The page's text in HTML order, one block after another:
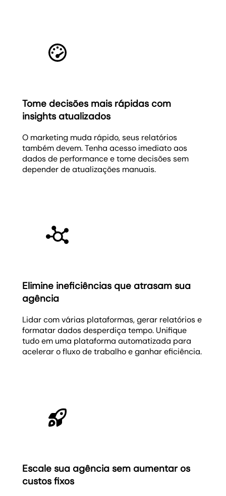
Tome decisões mais rápidas com
insights atualizados
O marketing muda rápido, seus relatórios
também devem. Tenha acesso imediato aos
dados de performance e tome decisões sem
depender de atualizações manuais.
Elimine ineficiências que atrasam sua
agência
Lidar com várias plataformas, gerar relatórios e
formatar dados desperdiça tempo. Unifique
tudo em uma plataforma automatizada para
acelerar o fluxo de trabalho e ganhar eficiência.
Escale sua agência sem aumentar os
custos fixos